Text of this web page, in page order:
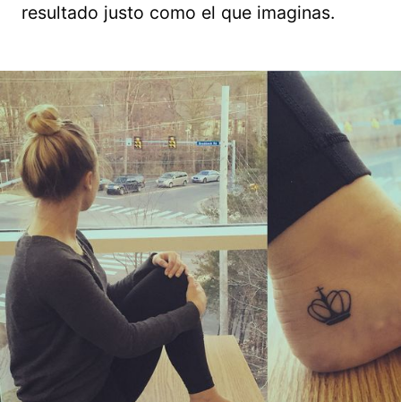
resultado justo como el que imaginas.